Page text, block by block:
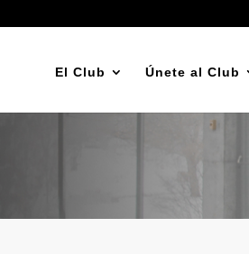
El Club Únete al Club